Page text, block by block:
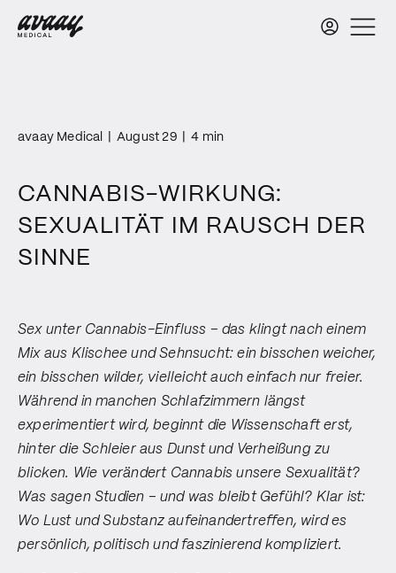
avaay Medical August 29 4 min
CANNABIS-WIRKUNG:
SEXUALITÄT IM RAUSCH DER
SINNE
Sex unter Cannabis-Einfluss – das klingt nach einem
Mix aus Klischee und Sehnsucht: ein bisschen weicher,
ein bisschen wilder, vielleicht auch einfach nur freier.
Während in manchen Schlafzimmern längst
experimentiert wird, beginnt die Wissenschaft erst,
hinter die Schleier aus Dunst und Verheißung zu
blicken. Wie verändert Cannabis unsere Sexualität?
Was sagen Studien – und was bleibt Gefühl? Klar ist:
Wo Lust und Substanz aufeinandertreffen, wird es
persönlich, politisch und faszinierend kompliziert.